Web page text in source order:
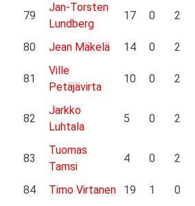
79
Jan-Torsten
Lundberg
17 0 2
80 Jean Mäkelä 14 0 2
81
Ville
Petäjävirta
10 0 2
82
Jarkko
Luhtala
5 0 2
83
Tuomas
Tamsi
4 0 2
84 Timo Virtanen 19 1 0